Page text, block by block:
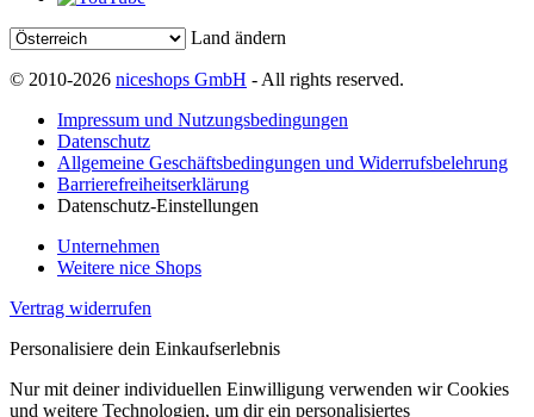
Land ändern
© 2010-2026 niceshops GmbH - All rights reserved.
Impressum und Nutzungsbedingungen
Datenschutz
Allgemeine Geschäftsbedingungen und Widerrufsbelehrung
Barrierefreiheitserklärung
Datenschutz-Einstellungen
Unternehmen
Weitere nice Shops
Vertrag widerrufen
Personalisiere dein Einkaufserlebnis
Nur mit deiner individuellen Einwilligung verwenden wir Cookies
und weitere Technologien, um dir ein personalisiertes